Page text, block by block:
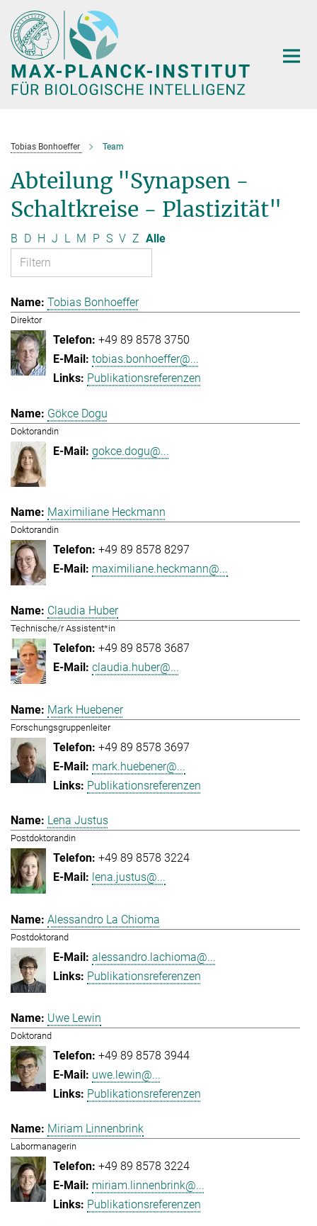
Hauptinhalt
Tobias Bonhoeffer Team
Abteilung "Synapsen -
Schaltkreise - Plastizität"
B D H J L M P S V Z Alle
Tobias Bonhoeffer
Direktor
+49 89 8578 3750
tobias.bonhoeffer@...
Publikationsreferenzen
Gökce Dogu
Doktorandin
gokce.dogu@...
Maximiliane Heckmann
Doktorandin
+49 89 8578 8297
maximiliane.heckmann@...
Claudia Huber
Technische/r Assistent*in
+49 89 8578 3687
claudia.huber@...
Mark Huebener
Forschungsgruppenleiter
+49 89 8578 3697
mark.huebener@...
Publikationsreferenzen
Lena Justus
Postdoktorandin
+49 89 8578 3224
lena.justus@...
Alessandro La Chioma
Postdoktorand
alessandro.lachioma@...
Publikationsreferenzen
Uwe Lewin
Doktorand
+49 89 8578 3944
uwe.lewin@...
Publikationsreferenzen
Miriam Linnenbrink
Labormanagerin
+49 89 8578 3224
miriam.linnenbrink@...
Publikationsreferenzen